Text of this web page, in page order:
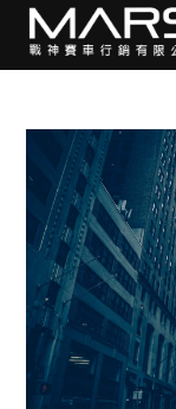
Skip
content